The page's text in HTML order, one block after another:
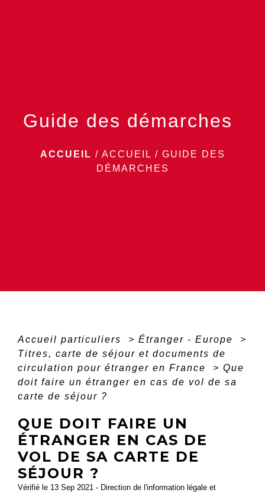
Guide des démarches
ACCUEIL / ACCUEIL / GUIDE DES
DÉMARCHES
Accueil particuliers > Étranger - Europe
>
Titres, carte de séjour et documents de
circulation pour étranger en France
> Que
doit faire un étranger en cas de vol de sa
carte de séjour ?
QUE DOIT FAIRE UN
ÉTRANGER EN CAS DE
VOL DE SA CARTE DE
SÉJOUR ?
Vérifié le 13 Sep 2021 - Direction de l'information légale et